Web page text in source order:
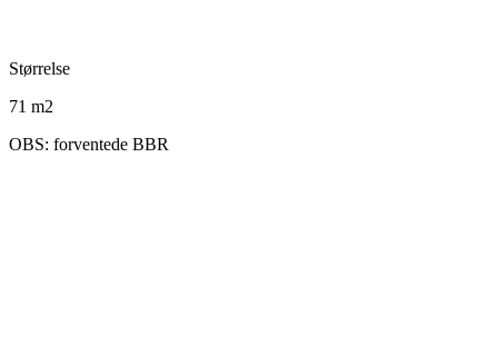
Størrelse
71 m2
OBS: forventede BBR